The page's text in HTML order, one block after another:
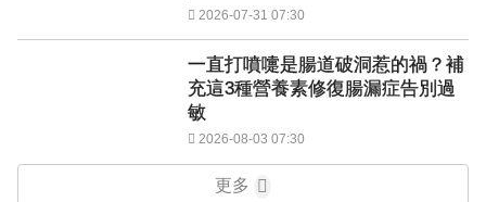
2026-07-31 07:30
一直打噴嚏是腸道破洞惹的禍？補
充這3種營養素修復腸漏症告別過
敏
2026-08-03 07:30
更多